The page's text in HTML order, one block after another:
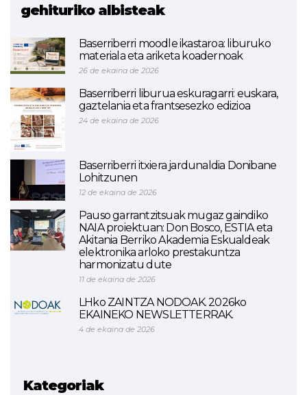
gehituriko albisteak
Baserriberri moodle ikastaroa: liburuko
materiala eta ariketa koadernoak
26 de ekaina de 2026
Baserriberri liburua eskuragarri: euskara,
gaztelania eta frantsesezko edizioa
24 de ekaina de 2026
Baserriberri itxiera jardunaldia Donibane
Lohitzunen
12 de ekaina de 2026
Pauso garrantzitsuak mugaz gaindiko
NAIA proiektuan: Don Bosco, ESTIA eta
Akitania Berriko Akademia Eskualdeak
elektronika arloko prestakuntza
harmonizatu dute
11 de ekaina de 2026
LHko ZAINTZA NODOAK. 2026ko
EKAINEKO NEWSLETTERRAK.
4 de ekaina de 2026
Kategoriak